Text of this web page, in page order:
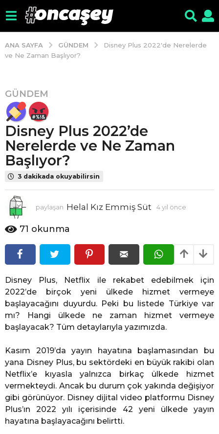
ANA SAYFA GÜNDEM
Disney Plus 2022'de Nerelerde
ve Ne Zaman Başlıyor?
4
y
ı
ö
n
c
e
ö
n
GÜNDEM
Disney Plus 2022’de
Nerelerde ve Ne Zaman
Başlıyor?
3 dakikada okuyabilirsin
paylaşan Helal Kız Emmiş Süt 4 yıl önce
n
71 okunma
Disney Plus, Netflix ile rekabet edebilmek için
2022’de birçok yeni ülkede hizmet vermeye
başlayacağını duyurdu. Peki bu listede Türkiye var
mı? Hangi ülkede ne zaman hizmet vermeye
başlayacak? Tüm detaylarıyla yazımızda.
Kasım 2019’da yayın hayatına başlamasından bu
yana Disney Plus, bu sektördeki en büyük rakibi olan
Netflix’e kıyasla yalnızca birkaç ülkede hizmet
vermekteydi. Ancak bu durum çok yakında değişiyor
gibi görünüyor. Disney dijital video platformu Disney
Plus’ın 2022 yılı içerisinde 42 yeni ülkede yayın
hayatına başlayacağını belirtti.